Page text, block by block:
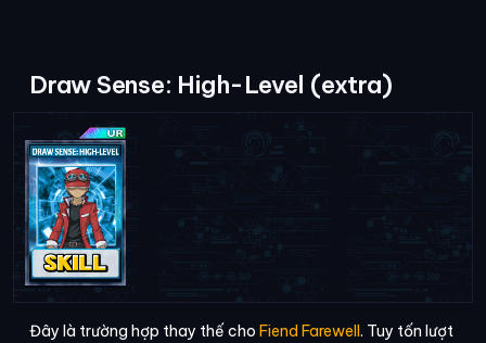
Draw Sense: High-Level (extra)
Đây là trường hợp thay thế cho Fiend Farewell . Tuy tốn lượt